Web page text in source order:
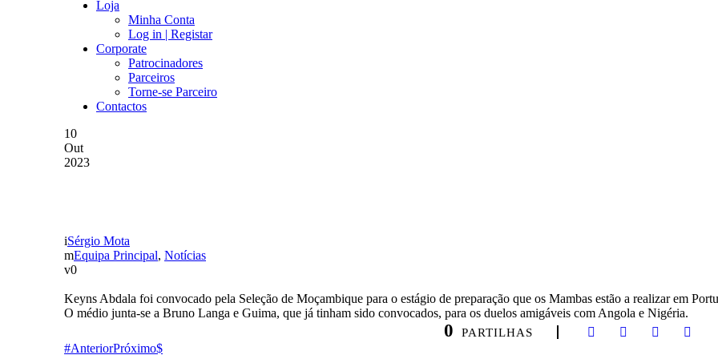
Loja
Minha Conta
Log in | Registar
Corporate
Patrocinadores
Parceiros
Torne-se Parceiro
Contactos
10
Out
2023
Sérgio Mota
Equipa Principal, Notícias
0
Keyns Abdala foi convocado pela Seleção de Moçambique para o estágio de preparação que os Mambas estão a realizar em
O médio junta-se a Bruno Langa e Guima, que já tinham sido convocados, para os duelos amigáveis com Angola e Nigéria.
0 PARTILHAS
AnteriorPróximo